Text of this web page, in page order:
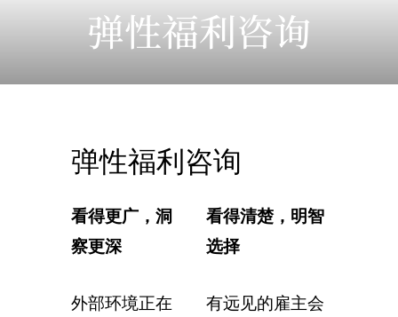
弹性福利咨询
弹性福利咨询
看得更广，洞
察更深
外部环境正在
看得清楚，明智
选择
有远见的雇主会